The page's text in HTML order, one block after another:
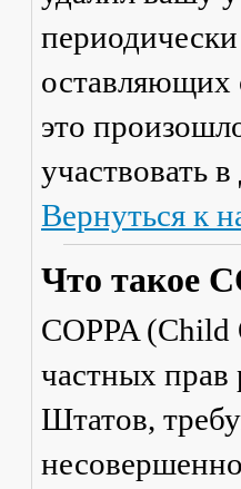
оставляющих
это
участвовать
Вернуться к
Что такое
COPPA
частных прав
Штатов,